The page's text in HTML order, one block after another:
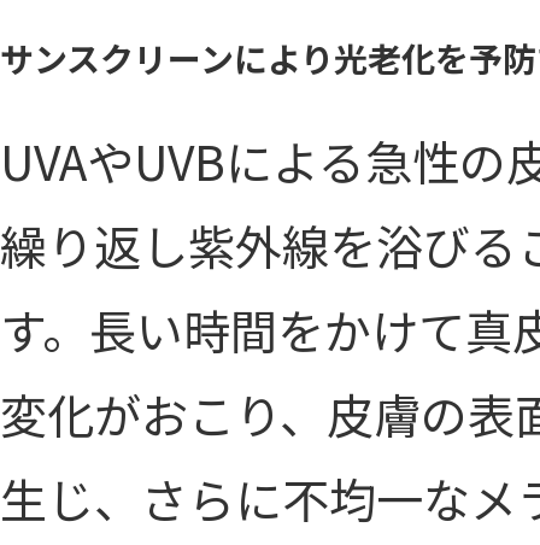
サンスクリーンにより光老化を予
UVAやUVBによる急性
繰り返し紫外線を浴び
す。長い時間をかけて
変化がおこり、皮膚の
生じ、さらに不均一な